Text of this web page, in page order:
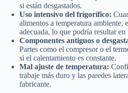
si están desgastados.
Uso intensivo del frigorífico:
alimentos a temperatura ambiente,
adecuada, lo que podría resultar
Componentes antiguos o
Partes como el compresor o el
si el calentamiento es constante.
Mal ajuste de temperatura:
trabaje más duro y las paredes
fabricante.